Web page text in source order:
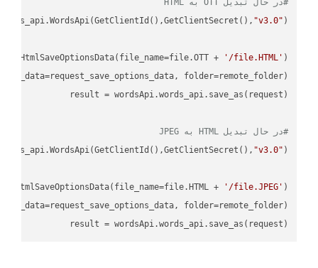
#در حال تبدیل OTT به HTML
"v3.0"
+ '/file.HTML' )
folder=remote_folder)
result
#در حال تبدیل HTML به JPEG
"v3.0"
+ '/file.JPEG' )
folder=remote_folder)
result = wordsApi.words_api.save_as(request)